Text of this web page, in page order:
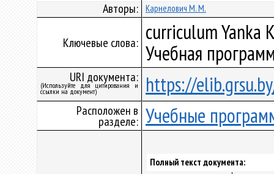
Авторы: Карнелович М. М.
Ключевые слова: curriculum Yanka
Учебная
URI документа:
(Используйте для цитирования и
ссылки на документ) https://
Расположен в
разделе: Учебные
Полный текст документа: